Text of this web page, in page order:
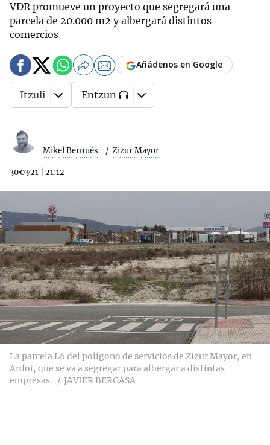
VDR promueve un proyecto que segregará una
parcela de 20.000 m2 y albergará distintos
comercios
Mikel Bernués Zizur Mayor
30·03·21 21:12
Añádenos en Google
Itzuli Entzun
La parcela L6 del polígono de servicios de Zizur Mayor, en
Ardoi, que se va a segregar para albergar a distintas
empresas.
JAVIER BERGASA